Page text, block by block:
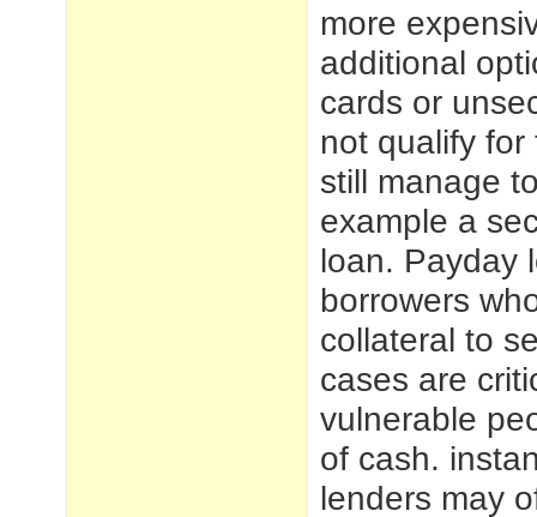
more
additional
cards or
not qualify
still manage
example a
loan. Payday
borrowers
collateral to
cases are
vulnerable
of cash.
lenders may